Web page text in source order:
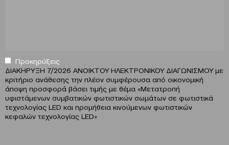
Προκηρύξεις
ΔΙΑΚΗΡΥΞΗ 7/2026 ΑΝΟΙΚΤΟΥ ΗΛΕΚΤΡΟΝΙΚΟΥ ΔΙΑΓΩΝΙΣΜΟΥ με
κριτήριο ανάθεσης την πλέον συμφέρουσα από οικονομική
άποψη προσφορά βάσει τιμής με θέμα «Μετατροπή
υφιστάμενων συμβατικών φωτιστικών σωμάτων σε φωτιστικά
τεχνολογίας LED και προμήθεια κινούμενων φωτιστικών
κεφαλών τεχνολογίας LED»